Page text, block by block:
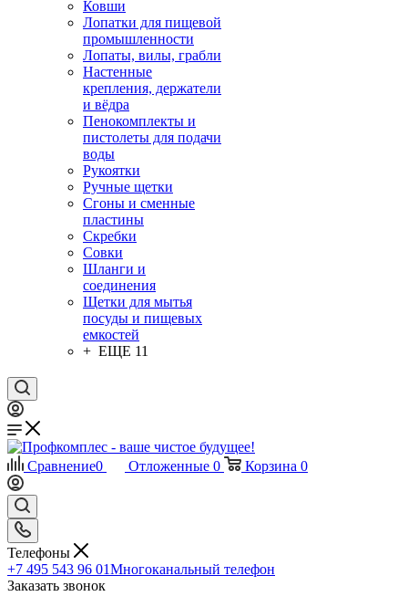
Ковши
Лопатки для пищевой
промышленности
Лопаты, вилы, грабли
Настенные
крепления, держатели
и вёдра
Пенокомплекты и
пистолеты для подачи
воды
Рукоятки
Ручные щетки
Сгоны и сменные
пластины
Скребки
Совки
Шланги и
соединения
Щетки для мытья
посуды и пищевых
емкостей
+ ЕЩЕ 11
Сравнение0 Отложенные 0 Корзина 0
Телефоны
+7 495 543 96 01Многоканальный телефон
Заказать звонок